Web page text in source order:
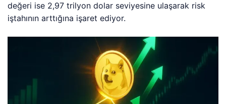
değeri ise 2,97 trilyon dolar seviyesine ulaşarak risk
iştahının arttığına işaret ediyor.